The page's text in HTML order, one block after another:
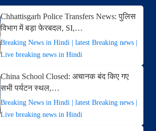
Chhattisgarh Police Transfers News: पुलिस
विभाग में बड़ा फेरबदल, SI,…
Breaking News in Hindi | latest Breaking news |
Live breaking news in Hindi
China School Closed: अचानक बंद किए गए
सभी पर्यटन स्थल,…
Breaking News in Hindi | latest Breaking news |
Live breaking news in Hindi